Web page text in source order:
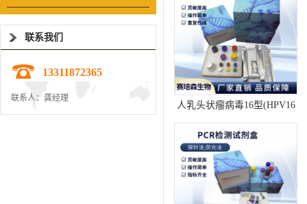
联系我们
13311872365
联系人：龚经理
人乳头状瘤病毒16型(HPV16